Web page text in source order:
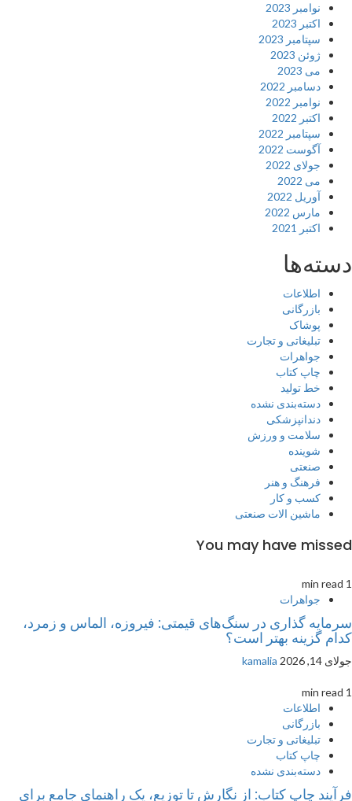
نوامبر 2023
اکتبر 2023
سپتامبر 2023
ژوئن 2023
می 2023
دسامبر 2022
نوامبر 2022
اکتبر 2022
سپتامبر 2022
آگوست 2022
جولای 2022
می 2022
آوریل 2022
مارس 2022
اکتبر 2021
دسته‌ها
اطلاعات
بازرگانی
پوشاک
تبلیغاتی و تجارت
جواهرات
چاپ کتاب
خط تولید
دسته‌بندی نشده
دندانپزشکی
سلامت و ورزش
شوینده
صنعتی
فرهنگ و هنر
کسب و کار
ماشین الات صنعتی
You may have missed
1 min read
جواهرات
سرمایه گذاری در سنگ‌های قیمتی: فیروزه، الماس و زمرد،
کدام گزینه بهتر است؟
جولای 14, 2026 kamalia
1 min read
اطلاعات
بازرگانی
تبلیغاتی و تجارت
چاپ کتاب
دسته‌بندی نشده
فرآیند چاپ کتاب: از نگارش تا توزیع، یک راهنمای جامع برای